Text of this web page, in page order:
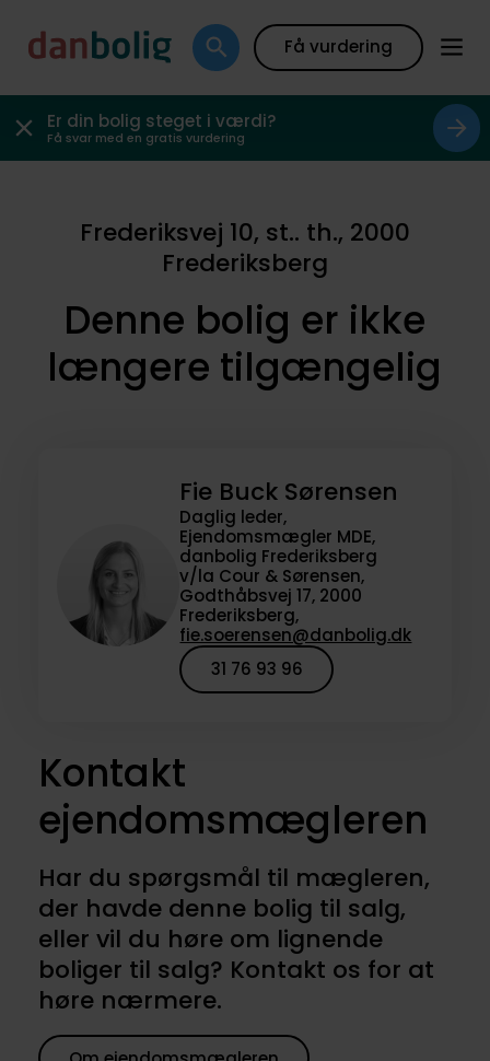
Få vurdering
Er din bolig steget i værdi?
Få svar med en gratis vurdering
Frederiksvej 10, st.. th., 2000
Frederiksberg
Denne bolig er ikke
længere tilgængelig
Fie Buck Sørensen
Daglig leder,
Ejendomsmægler MDE,
danbolig Frederiksberg
v/la Cour & Sørensen,
Godthåbsvej 17, 2000
Frederiksberg,
fie.soerensen@danbolig.dk
31 76 93 96
Kontakt
ejendomsmægleren
Har du spørgsmål til mægleren,
der havde denne bolig til salg,
eller vil du høre om lignende
boliger til salg? Kontakt os for at
høre nærmere.